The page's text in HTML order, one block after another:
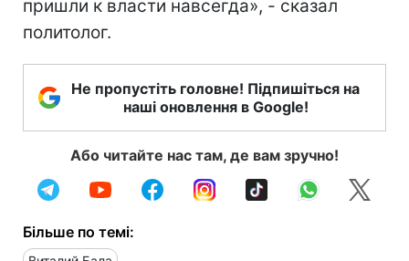
пришли к власти навсегда», - сказал
политолог.
Не пропустіть головне! Підпишіться на
наші оновлення в Google!
Або читайте нас там, де вам зручно!
Більше по темі: